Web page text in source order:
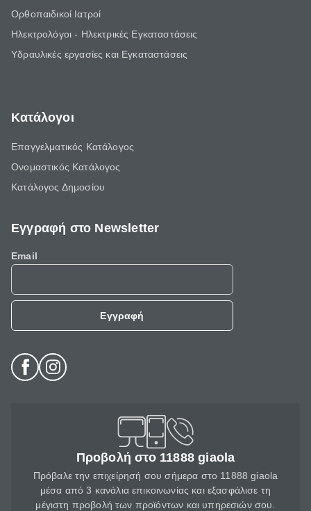
Ορθοπαιδικοί Ιατροί
Ηλεκτρολόγοι - Ηλεκτρικές Εγκαταστάσεις
Υδραυλικές εργασίες και Εγκαταστάσεις
Κατάλογοι
Επαγγελματικός Κατάλογος
Ονομαστικός Κατάλογος
Κατάλογος Δημοσίου
Εγγραφή στο Newsletter
Email
Εγγραφή
Προβολή στο 11888 giaola
Πρόβαλε την επιχείρησή σου σήμερα στο 11888 giaola
μέσα από 3 κανάλια επικοινωνίας και εξασφάλισε τη
μέγιστη προβολή των προϊόντων και υπηρεσιών σου.